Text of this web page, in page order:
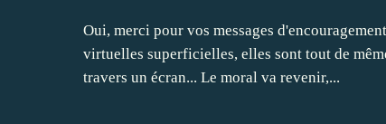
Oui, merci pour vos messages
virtuelles superficielles, elles sont tout de
travers un écran... Le moral va revenir,...